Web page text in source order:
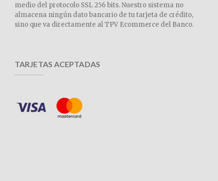
medio del protocolo SSL 256 bits. Nuestro sistema no
almacena ningún dato bancario de tu tarjeta de crédito,
sino que va directamente al TPV Ecommerce del Banco.
TARJETAS ACEPTADAS